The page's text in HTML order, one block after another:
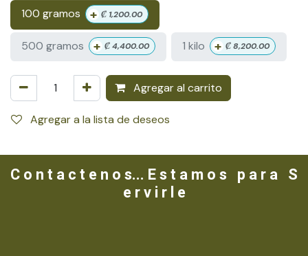
100 gramos + ₡ 1,200.00
500 gramos + ₡4,400.00 1 kilo + ₡8,200.00
Agregar al carrito
Agregar a la lista de deseos
C o n t a c t e n o s... E s t a m o s p a r a S
e r v i r l e